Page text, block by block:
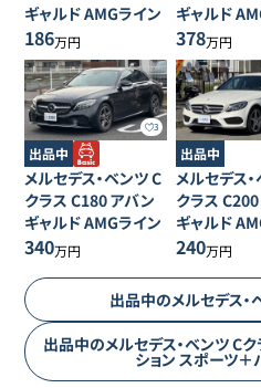
ギャルド AMGライン
186万円
ギャルド
378万円
3
出品中
メルセデス・ベンツC
クラス C180 アバン
ギャルド AMGライン
340万円
出品中
メルセデス
クラス
ギャルド
240万円
出品中のメルセデス・
出品中のメルセデス・ベンツCク
ション スポーツ＋